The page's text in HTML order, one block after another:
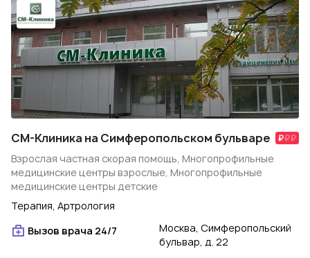
СМ-Клиника на Симферопольском бульваре
Взрослая частная скорая помощь, Многопрофильные
медицинские центры взрослые, Многопрофильные
медицинские центры детские
Терапия, Артрология
Вызов врача 24/7
Москва, Симферопольский
бульвар, д. 22